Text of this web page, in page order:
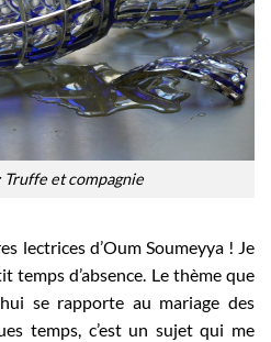
et compagnie
lectrices d’Oum Soumeyya ! Je
temps d’absence. Le thème que
se rapporte au mariage des
temps, c’est un sujet qui me